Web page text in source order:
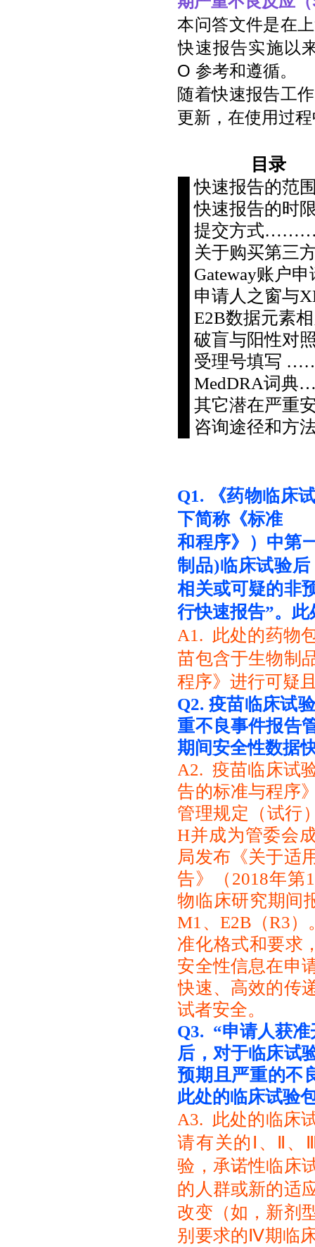
本问答文件是在
快速报告实施以
O 参考和遵循。
随着快速报告工
更新，在使用过
目录
█ 快速报告
█ 快速报告的
█ 提交方式
█ 关于购买第
█ Gateway账户
█ 申请人之窗
█ E2B数据元
█ 破盲与阳性对
█ 受理号填
█ MedDRA词
█ 其它潜在严重
█ 咨询途径
Q1.
《药物临床
下简称《标准
和程序》）中第
制品)临床试验
相关或可疑的非
行快速报告”。此
A1. 此处的药物
苗包含于生物制
程序》进行可疑
Q2. 疫苗临床试
重不良事件报告
期间安全性数据
A2. 疫苗临床试
告的标准与程序
管理规定（试行
H并成为管委会
局发布《关于适
告》（2018年第
物临床研究期间
M1、E2B（R3
准化格式和要求
安全性信息在申
快速、高效的传
试者安全。
Q3. “申请人获
后，对于临床试
预期且严重的不
此处的临床试验
A3. 此处的临床
请有关的Ⅰ、Ⅱ
验，承诺性临床
的人群或新的适
改变（如，新剂
别要求的Ⅳ期临